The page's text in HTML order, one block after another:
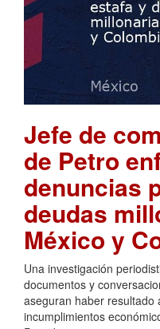
Jefe de
de Petro
denuncias
deudas
México y
Una investigación
documentos y
aseguran haber resultado
incumplimientos